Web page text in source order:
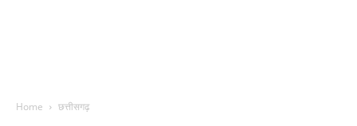
Home छत्तीसगढ़